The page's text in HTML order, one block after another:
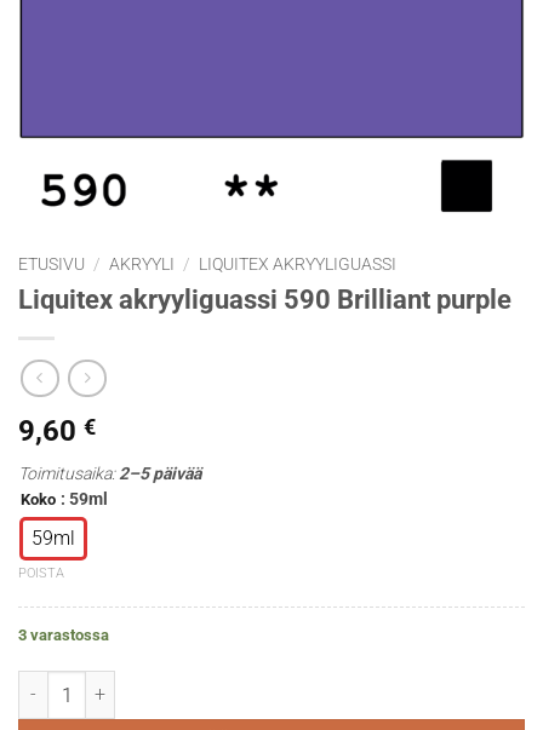
ETUSIVU / AKRYYLI / LIQUITEX AKRYYLIGUASSI
Liquitex akryyliguassi 590 Brilliant purple
9,60 €
Toimitusaika:2–5 päivää
Koko : 59ml
59ml
POISTA
3 varastossa
Liquitex akryyliguassi 590 Brilliant purple määrä